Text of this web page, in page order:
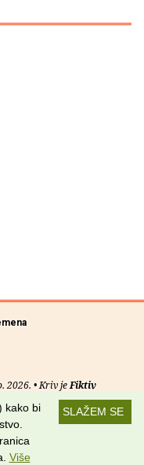
2026. • Kriv jeFiktiv
RSS kanaliSLAŽEM SE
kako bi
Više